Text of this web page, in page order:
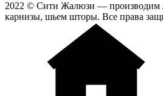
2022 © Сити Жалюзи — производим
карнизы, шьем шторы. Все права